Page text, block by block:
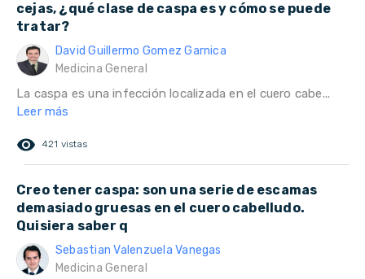
cejas, ¿qué clase de caspa es y cómo se puede
tratar?
David Guillermo Gomez Garnica
Medicina General
La caspa es una infección localizada en el cuero cabe...
Leer más
remove_red_eye 421 vistas
Creo tener caspa: son una serie de escamas
demasiado gruesas en el cuero cabelludo.
Quisiera saber q
Sebastian Valenzuela Vanegas
Medicina General